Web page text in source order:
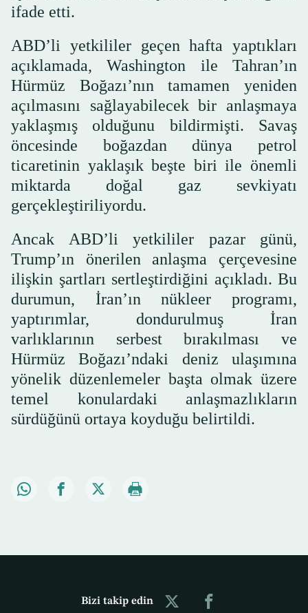
ifade etti.
ABD’li yetkililer geçen hafta yaptıkları
açıklamada, Washington ile Tahran’ın
Hürmüz Boğazı’nın tamamen yeniden
açılmasını sağlayabilecek bir anlaşmaya
yaklaşmış olduğunu bildirmişti. Savaş
öncesinde boğazdan dünya petrol
ticaretinin yaklaşık beşte biri ile önemli
miktarda doğal gaz sevkiyatı
gerçekleştiriliyordu.
Ancak ABD’li yetkililer pazar günü,
Trump’ın önerilen anlaşma çerçevesine
ilişkin şartları sertleştirdiğini açıkladı. Bu
durumun, İran’ın nükleer programı,
yaptırımlar, dondurulmuş İran
varlıklarının serbest bırakılması ve
Hürmüz Boğazı’ndaki deniz ulaşımına
yönelik düzenlemeler başta olmak üzere
temel konulardaki anlaşmazlıkların
sürdüğünü ortaya koyduğu belirtildi.
Bizi takip edin